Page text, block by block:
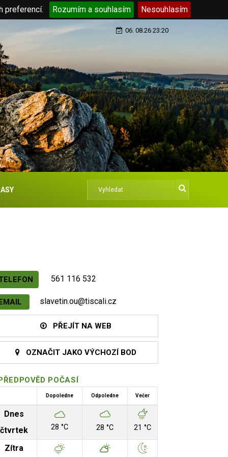
preferencí. Rozumím a souhlasím Nesouhlasím
06. 08.26 23:20
561 116 532
slavetin.ou@tiscali.cz
PŘEJÍT NA WEB
OZNAČIT JAKO VÝCHOZÍ BOD
POČASÍ
Dopoledne Odpoledne Večer
Dnes
čtvrtek
28 °C 28 °C 21 °C
Zítra